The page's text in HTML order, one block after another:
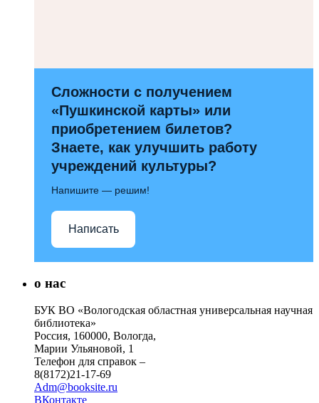
Сложности с получением
«Пушкинской карты» или
приобретением билетов?
Знаете, как улучшить работу
учреждений культуры?
Напишите — решим!
Написать
о нас
БУК ВО «Вологодская областная универсальная научная
библиотека»
Россия, 160000, Вологда,
Марии Ульяновой, 1
Телефон для справок –
8(8172)21-17-69
Adm@booksite.ru
ВКонтакте